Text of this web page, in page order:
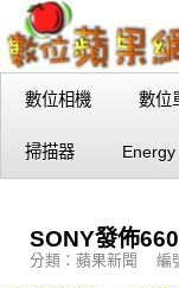
數位相機 數位
掃描器 Energy
SONY發佈
分類：蘋果新聞 編